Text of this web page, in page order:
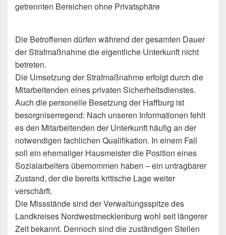
getrennten Bereichen ohne Privatsphäre
Die Betroffenen dürfen während der gesamten Dauer
der Strafmaßnahme die eigentliche Unterkunft nicht
betreten.
Die Umsetzung der Strafmaßnahme erfolgt durch die
Mitarbeitenden eines privaten Sicherheitsdienstes.
Auch die personelle Besetzung der Haffburg ist
besorgniserregend: Nach unseren Informationen fehlt
es den Mitarbeitenden der Unterkunft häufig an der
notwendigen fachlichen Qualifikation. In einem Fall
soll ein ehemaliger Hausmeister die Position eines
Sozialarbeiters übernommen haben – ein untragbarer
Zustand, der die bereits kritische Lage weiter
verschärft.
Die Missstände sind der Verwaltungsspitze des
Landkreises Nordwestmecklenburg wohl seit längerer
Zeit bekannt. Dennoch sind die zuständigen Stellen